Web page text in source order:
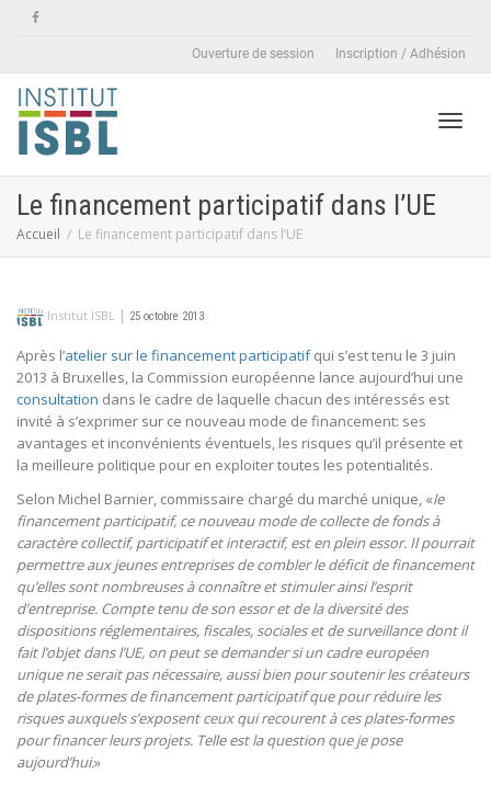
Ouverture de session Inscription / Adhésion
Le financement participatif dans l’UE
Accueil Le financement participatif dans l’UE
Institut ISBL | 25 octobre 2013
Après l’atelier sur le financement participatifqui s’est tenu le 3 juin
2013 à Bruxelles, la Commission européenne lance aujourd’hui une
consultation dans le cadre de laquelle chacun des intéressés est
invité à s’exprimer sur ce nouveau mode de financement: ses
avantages et inconvénients éventuels, les risques qu’il présente et
la meilleure politique pour en exploiter toutes les potentialités.
Selon Michel Barnier, commissaire chargé du marché unique, «le
financement participatif, ce nouveau mode de collecte de fonds à
caractère collectif, participatif et interactif, est en plein essor. Il pourrait
permettre aux jeunes entreprises de combler le déficit de financement
qu’elles sont nombreuses à connaître et stimuler ainsi l’esprit
d’entreprise. Compte tenu de son essor et de la diversité des
dispositions réglementaires, fiscales, sociales et de surveillance dont il
fait l’objet dans l’UE, on peut se demander si un cadre européen
unique ne serait pas nécessaire, aussi bien pour soutenir les créateurs
de plates-formes de financement participatif que pour réduire les
risques auxquels s’exposent ceux qui recourent à ces plates-formes
pour financer leurs projets. Telle est la question que je pose
aujourd’hui.»